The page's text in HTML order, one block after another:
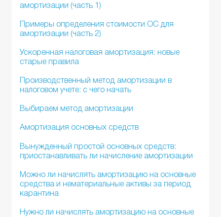
амортизации (часть 1)
Примеры определения стоимости ОС для
амортизации (часть 2)
Ускоренная налоговая амортизация: новые
старые правила
Производственный метод амортизации в
налоговом учете: с чего начать
Выбираем метод амортизации
Амортизация основных средств
Вынужденный простой основных средств:
приостанавливать ли начисление амортизации
Можно ли начислять амортизацию на основные
средства и нематериальные активы за период
карантина
Нужно ли начислять амортизацию на основные